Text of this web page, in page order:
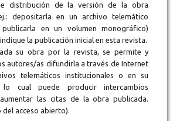
distribución de la versión de la obra
depositarla en un archivo telemático
en un volumen monográfico)
la publicación inicial en esta revista.
su obra por la revista, se permite y
autores/as difundirla a través de Internet
telemáticos institucionales o en su
cual puede producir intercambios
las citas de la obra publicada.
del acceso abierto).